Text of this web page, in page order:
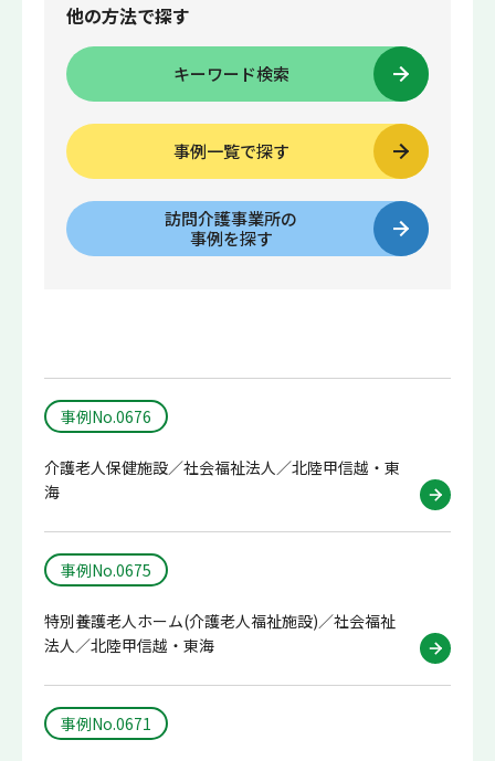
他の方法で探す
キーワード検索
事例一覧で探す
訪問介護事業所の
事例を探す
事例No.0676
介護老人保健施設／社会福祉法人／北陸甲信越・東
海
事例No.0675
特別養護老人ホーム(介護老人福祉施設)／社会福祉
法人／北陸甲信越・東海
事例No.0671